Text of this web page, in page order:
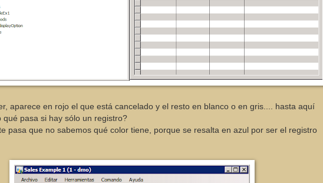
aparece en rojo el que está cancelado y el resto en blanco o en gris.... hasta aquí
pasa si hay sólo un registro?
pasa que no sabemos qué color tiene, porque se resalta en azul por ser el registro